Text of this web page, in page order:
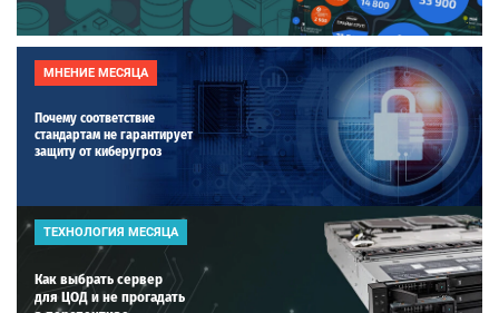
МНЕНИЕ МЕСЯЦА
Почему соответствие
стандартам не гарантирует
защиту от киберугроз
ТЕХНОЛОГИЯ МЕСЯЦА
Как выбрать сервер
для ЦОД и не прогадать